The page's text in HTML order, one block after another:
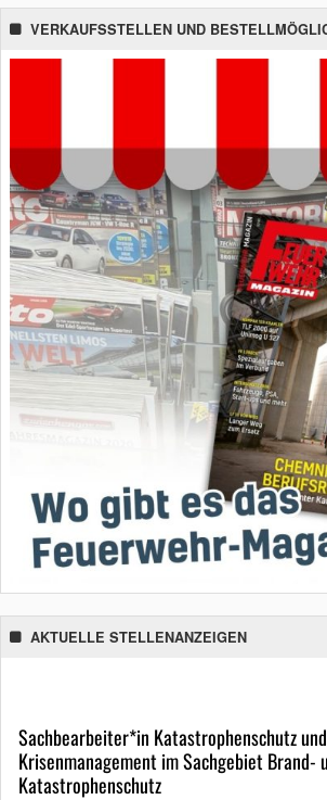
VERKAUFSSTELLEN UND
AKTUELLE STELLENANZEIGEN
Sachbearbeiter*in Katastrophenschutz und
Krisenmanagement im Sachgebiet Brand-
Katastrophenschutz